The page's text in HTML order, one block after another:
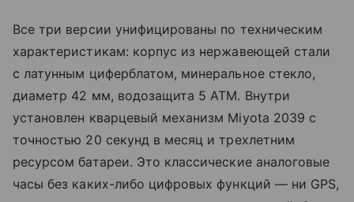
Все три версии унифицированы по техническим
характеристикам: корпус из нержавеющей стали
с латунным циферблатом, минеральное стекло,
диаметр 42 мм, водозащита 5 ATM. Внутри
установлен кварцевый механизм Miyota 2039 с
точностью 20 секунд в месяц и трехлетним
ресурсом батареи. Это классические аналоговые
часы без каких-либо цифровых функций — ни GPS,